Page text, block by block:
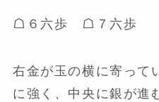
☖６六歩 ☖７六歩
右金が玉の横に寄って
に強く、中央に銀が進